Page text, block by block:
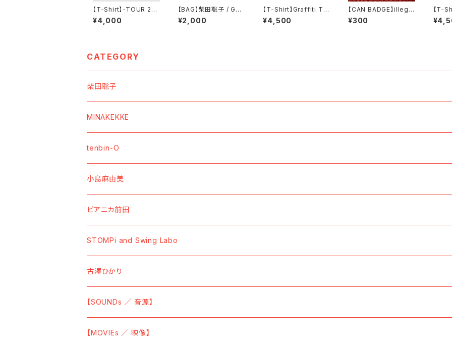
【T-Shirt】-TOUR 20
25 夏- Passing タイ
ポグラフィ Tシャツ
¥4,000
【BAG】柴田聡子 / GA
NBARE! MELODY ト
ートバッグ(マゼンタプリ
¥2,000
【T-Shirt】Graffiti To
ur 2025 T-Shirt【Sm
oke Black】
¥4,500
【CAN BADGE】illegal
positive ジャケット柄
缶バッジ
¥300
【T-
ur
CATEGORY
柴田聡子
【SOUNDs ／ 音源】
【Vinyl】
【CD】
【MOVIEs ／ 映像】
【DVD】
【Blu-ray】
【GOODs ／ グッズ】
【TーShirt ／ Tシャツ】
【SWEAT ／ トレーナー】
MINAKEKKE
【SOUNDs ／ 音源】
【CDーR】
【7" Vinyl】
【GOODs ／ グッズ】
【TーShirt ／ Tシャツ】
【BAG／バッグ】
tenbin-O
【SOUNDs ／ 音源】
【Cassette Tape】
【GOODs ／ グッズ】
小島麻由美
【SOUNDs ／ 音源】
【Vinyl】
【CD】
【MOVIEs ／ 映像】
【DVD】
【GOODs ／ グッズ】
【TーShirt ／ Tシャツ】
【Sticky ／ 付箋】
ピアニカ前田
【SOUNDs ／ 音源】
【CD】
【Vinyl】
STOMPi and Swing Labo
【SOUNDs ／ 音源】
古澤ひかり
【SOUNDs ／ 音源】
【CD】
【SOUNDs ／ 音源】
【Vinyl】
【MOVIEs ／ 映像】